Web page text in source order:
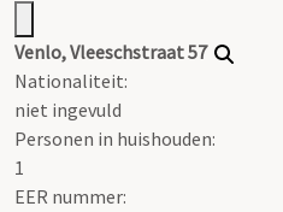
Venlo, Vleeschstraat 57
Nationaliteit:
niet ingevuld
Personen in huishouden:
1
EER nummer: